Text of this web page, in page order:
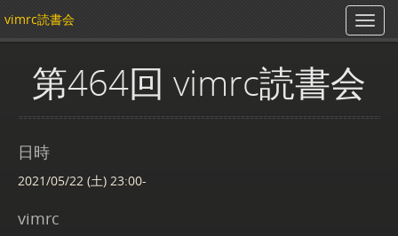
vimrc読書会
第464回 vimrc読書会
日時
2021/05/22 (土) 23:00-
vimrc